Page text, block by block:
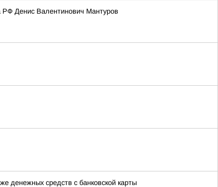
РФ Денис Валентинович Мантуров
денежных средств с банковской карты